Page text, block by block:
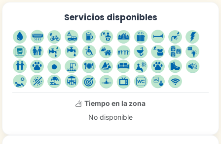
Servicios disponibles
Tiempo en la zona
No disponible